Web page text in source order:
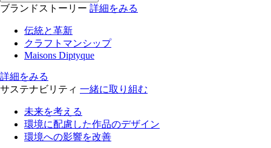
ブランドストーリー 詳細をみる
伝統と革新
クラフトマンシップ
Maisons Diptyque
詳細をみる
サステナビリティ 一緒に取り組む
未来を考える
環境に配慮した作品のデザイン
環境への影響を改善